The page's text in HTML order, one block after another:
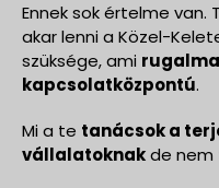
Ennek sok értelme van.
akar lenni a Közel-
szüksége, ami
kapcsolatközpontú.
Mi a te tanácsok a
vállalatoknakde nem